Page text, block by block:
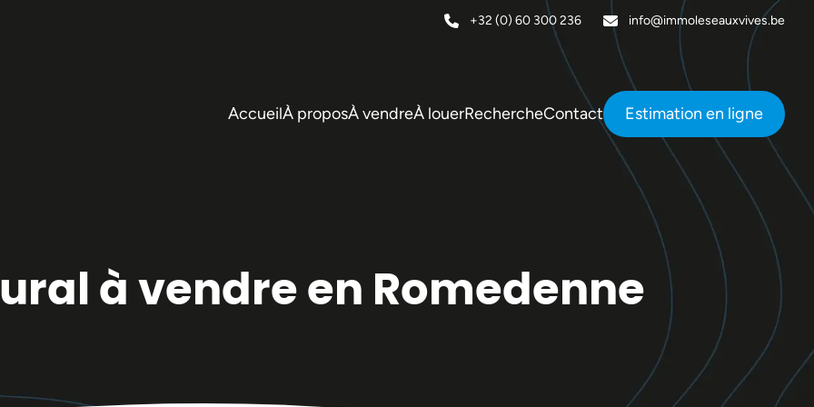
+32 (0) 60 300 236 info@immoleseauxvives.be
AccueilÀ proposÀ vendreÀ louerRechercheContact Estimation en ligne
à vendre en Romedenne